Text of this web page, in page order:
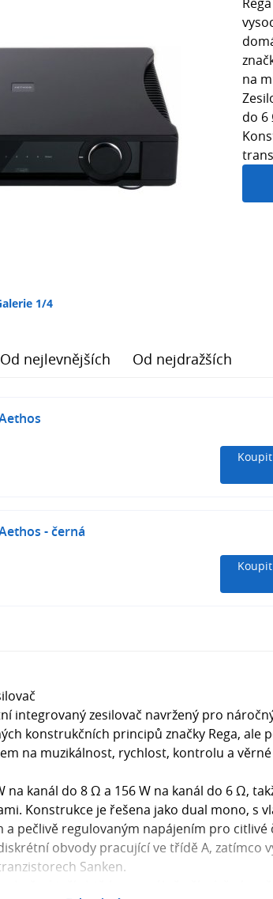
1/4
na
do 6
Od nejlevnějších Od nejdražších
- černá
integrovaný zesilovač navržený pro
konstrukčních principů značky Rega, ale
na muzikálnost, rychlost, kontrolu a
na kanál do 8 Ω a 156 W na kanál do 6 Ω,
Konstrukce je řešena jako dual mono, s
pečlivě regulovaným napájením pro citlivé
obvody pracující ve třídě A, zatímco
Sanken.